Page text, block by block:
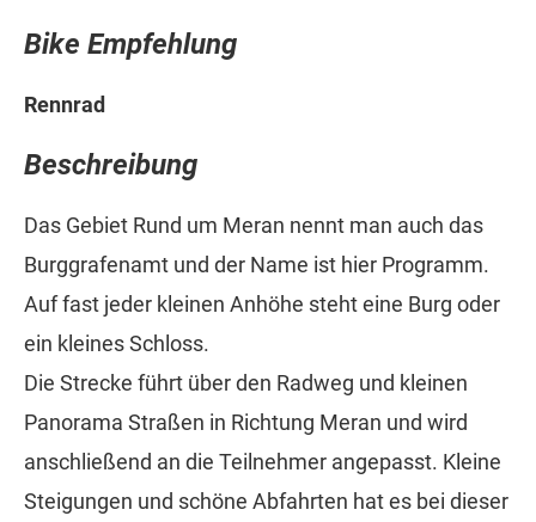
Bike Empfehlung
Rennrad
Beschreibung
Das Gebiet Rund um Meran nennt man auch das
Burggrafenamt und der Name ist hier Programm.
Auf fast jeder kleinen Anhöhe steht eine Burg oder
ein kleines Schloss.
Die Strecke führt über den Radweg und kleinen
Panorama Straßen in Richtung Meran und wird
anschließend an die Teilnehmer angepasst. Kleine
Steigungen und schöne Abfahrten hat es bei dieser